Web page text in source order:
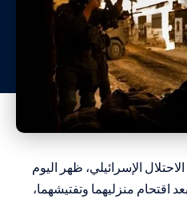
الإسرائيلي، ظهر اليوم
اقتحام منزليهما وتفتيشهما،